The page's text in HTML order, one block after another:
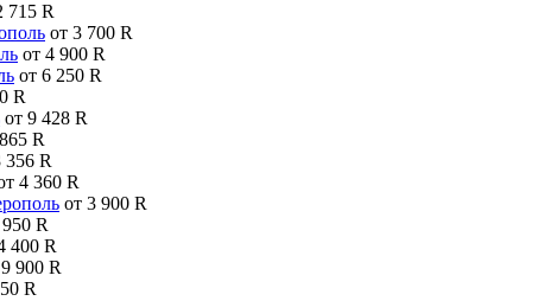
715 R
от 3 700 R
от 4 900 R
от 6 250 R
R
от 9 428 R
R
356 R
4 360 R
от 3 900 R
R
400 R
9 900 R
R